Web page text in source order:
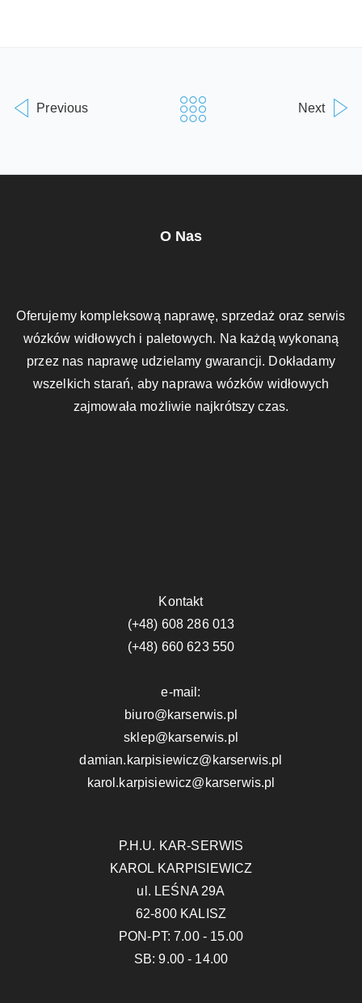
Previous Next
O Nas
Oferujemy kompleksową naprawę, sprzedaż oraz serwis
wózków widłowych i paletowych. Na każdą wykonaną
przez nas naprawę udzielamy gwarancji. Dokładamy
wszelkich starań, aby naprawa wózków widłowych
zajmowała możliwie najkrótszy czas.
Kontakt
(+48) 608 286 013
(+48) 660 623 550
e-mail:
biuro@karserwis.pl
sklep@karserwis.pl
damian.karpisiewicz@karserwis.pl
karol.karpisiewicz@karserwis.pl
P.H.U. KAR-SERWIS
KAROL KARPISIEWICZ
ul. LEŚNA 29A
62-800 KALISZ
PON-PT: 7.00 - 15.00
SB: 9.00 - 14.00